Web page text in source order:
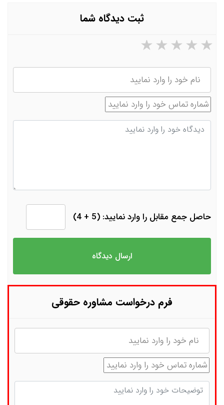
ثبت دیدگاه شما
۵ ستاره از ۵ ۴ ستاره از ۵ ۳ ستاره از ۵ ۲ ستاره از ۵
نام
شماره تماس
دیدگاه
حاصل جمع مقابل را وارد نمایید: (5 + 4)
فرم درخواست مشاوره حقوقی
نام
شماره تماس
توضیحات